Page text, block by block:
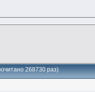
268730 раз)